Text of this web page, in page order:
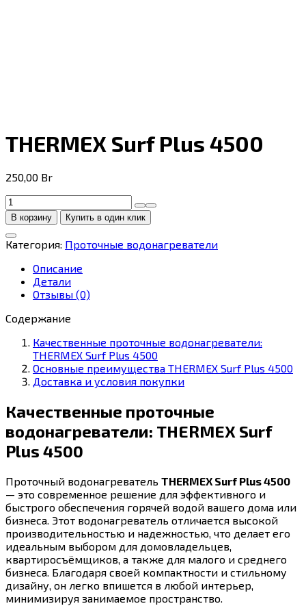
THERMEX Surf Plus 4500
250,00 Br
Количество
товара
THERMEX
Surf
Plus
4500
В корзину Купить в один клик
Категория: Проточные водонагреватели
Описание
Детали
Отзывы (0)
Содержание
Качественные проточные водонагреватели:
THERMEX Surf Plus 4500
Основные преимущества THERMEX Surf Plus 4500
Доставка и условия покупки
Качественные проточные
водонагреватели: THERMEX Surf
Plus 4500
Проточный водонагреватель THERMEX Surf Plus 4500
— это современное решение для эффективного и
быстрого обеспечения горячей водой вашего дома или
бизнеса. Этот водонагреватель отличается высокой
производительностью и надежностью, что делает его
идеальным выбором для домовладельцев,
квартиросъёмщиков, а также для малого и среднего
бизнеса. Благодаря своей компактности и стильному
дизайну, он легко впишется в любой интерьер,
минимизируя занимаемое пространство.